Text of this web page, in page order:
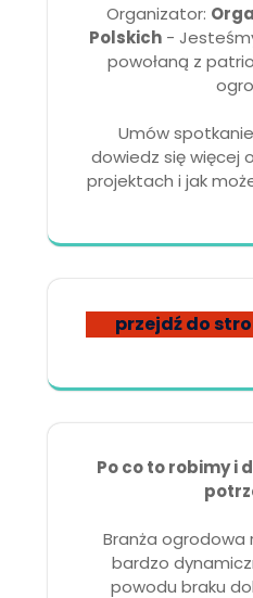
Organizator:
Polskich -
powołaną z
Umów
dowiedz się więcej
projektach i jak
przejdź do
Po co to robimy i
Branża ogrodowa
bardzo
powodu braku